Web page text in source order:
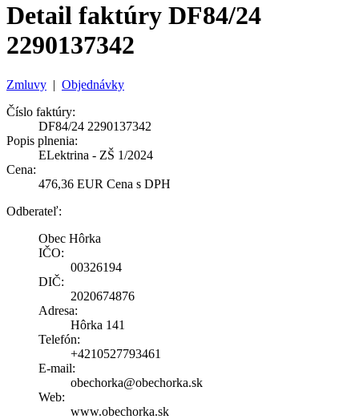
Detail faktúry DF84/24
2290137342
Zmluvy | Objednávky
Číslo faktúry:
DF84/24 2290137342
Popis plnenia:
ELektrina - ZŠ 1/2024
Cena:
476,36 EUR Cena s DPH
Odberateľ:
Obec Hôrka
IČO:
00326194
DIČ:
2020674876
Adresa:
Hôrka 141
Telefón:
+4210527793461
E-mail:
obechorka@obechorka.sk
Web:
www.obechorka.sk